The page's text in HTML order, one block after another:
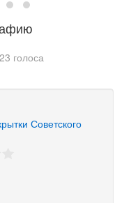
23 голоса
Советского